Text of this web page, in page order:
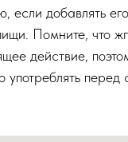
если добавлять
Помните, что
действие,
употреблять перед